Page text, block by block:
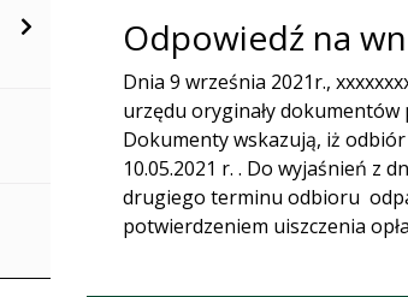
Odpowiedź na
Dnia 9 września 2021r.,
urzędu oryginały dokumentów
Dokumenty wskazują, iż
10.05.2021 r. . Do wyjaśnień z
drugiego terminu odbioru
potwierdzeniem uiszczenia